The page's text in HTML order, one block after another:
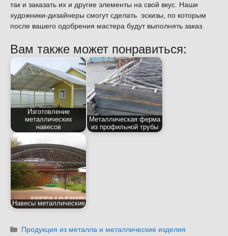
так и заказать их и другие элементы на свой вкус. Наши
художники-дизайнеры смогут сделать эскизы, по которым
после вашего одобрения мастера будут выполнять заказ.
Вам также может понравиться:
Изготовление
металлических
навесов
Металлическая ферма
из профильной трубы
Навесы металлические
Рубрики
Продукция из металла и металлические изделия